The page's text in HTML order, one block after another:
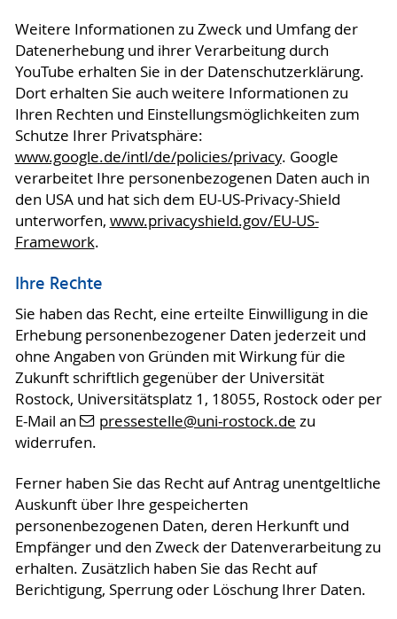
Weitere Informationen zu Zweck und Umfang der
Datenerhebung und ihrer Verarbeitung durch
YouTube erhalten Sie in der Datenschutzerklärung.
Dort erhalten Sie auch weitere Informationen zu
Ihren Rechten und Einstellungsmöglichkeiten zum
Schutze Ihrer Privatsphäre:
www.google.de/intl/de/policies/privacy. Google
verarbeitet Ihre personenbezogenen Daten auch in
den USA und hat sich dem EU-US-Privacy-Shield
unterworfen, www.privacyshield.gov/EU-US-
Framework.
Ihre Rechte
Sie haben das Recht, eine erteilte Einwilligung in die
Erhebung personenbezogener Daten jederzeit und
ohne Angaben von Gründen mit Wirkung für die
Zukunft schriftlich gegenüber der Universität
Rostock, Universitätsplatz 1, 18055, Rostock oder per
E-Mail an
pressestelle@uni-rostock.de zu
widerrufen.
Ferner haben Sie das Recht auf Antrag unentgeltliche
Auskunft über Ihre gespeicherten
personenbezogenen Daten, deren Herkunft und
Empfänger und den Zweck der Datenverarbeitung zu
erhalten. Zusätzlich haben Sie das Recht auf
Berichtigung, Sperrung oder Löschung Ihrer Daten.